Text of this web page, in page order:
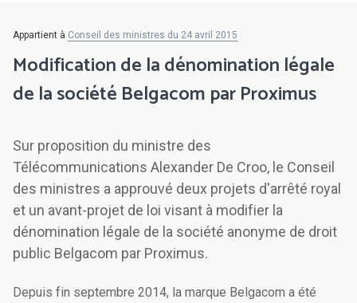
Appartient à Conseil des ministres du 24 avril 2015
Modification de la dénomination légale
de la société Belgacom par Proximus
Sur proposition du ministre des
Télécommunications Alexander De Croo, le Conseil
des ministres a approuvé deux projets d'arrêté royal
et un avant-projet de loi visant à modifier la
dénomination légale de la société anonyme de droit
public Belgacom par Proximus.
Depuis fin septembre 2014, la marque Belgacom a été